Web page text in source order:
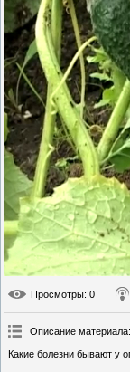
Просмотры: 0
Описание материала:
Какие болезни бывают у